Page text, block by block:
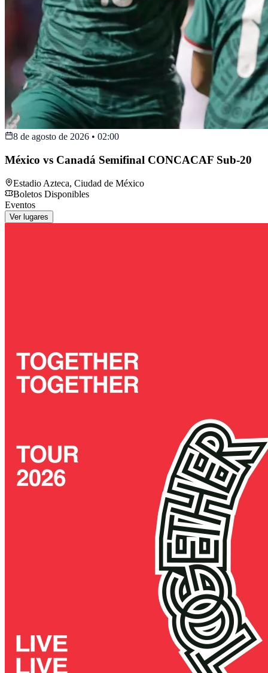
8 de agosto de 2026 • 02:00
México vs Canadá Semifinal CONCACAF Sub-20
Estadio Azteca, Ciudad de México
Boletos Disponibles
Eventos
Ver lugares